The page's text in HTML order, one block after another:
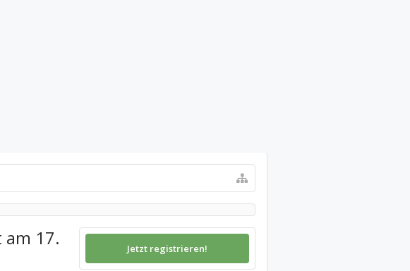
am 17.
Jetzt registrieren!